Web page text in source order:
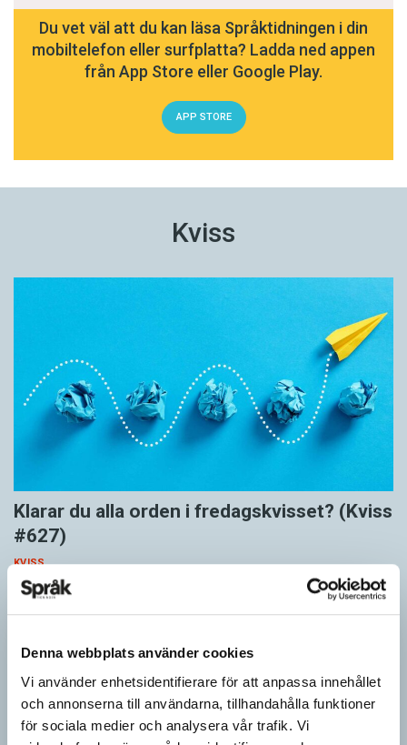
Denna webbplats använder cookies
Vi använder enhetsidentifierare för att anpassa innehållet
och annonserna till användarna, tillhandahålla funktioner
för sociala medier och analysera vår trafik. Vi
Du vet väl att du kan läsa Språktidningen i din
mobiltelefon eller surfplatta? Ladda ned appen
från App Store eller Google Play.
APP STORE
Kviss
Klarar du alla orden i fredagskvisset? (Kviss
#627)
KVISS
Vet du vad dom här tolv orden betyder? Dom korrekta svaren är